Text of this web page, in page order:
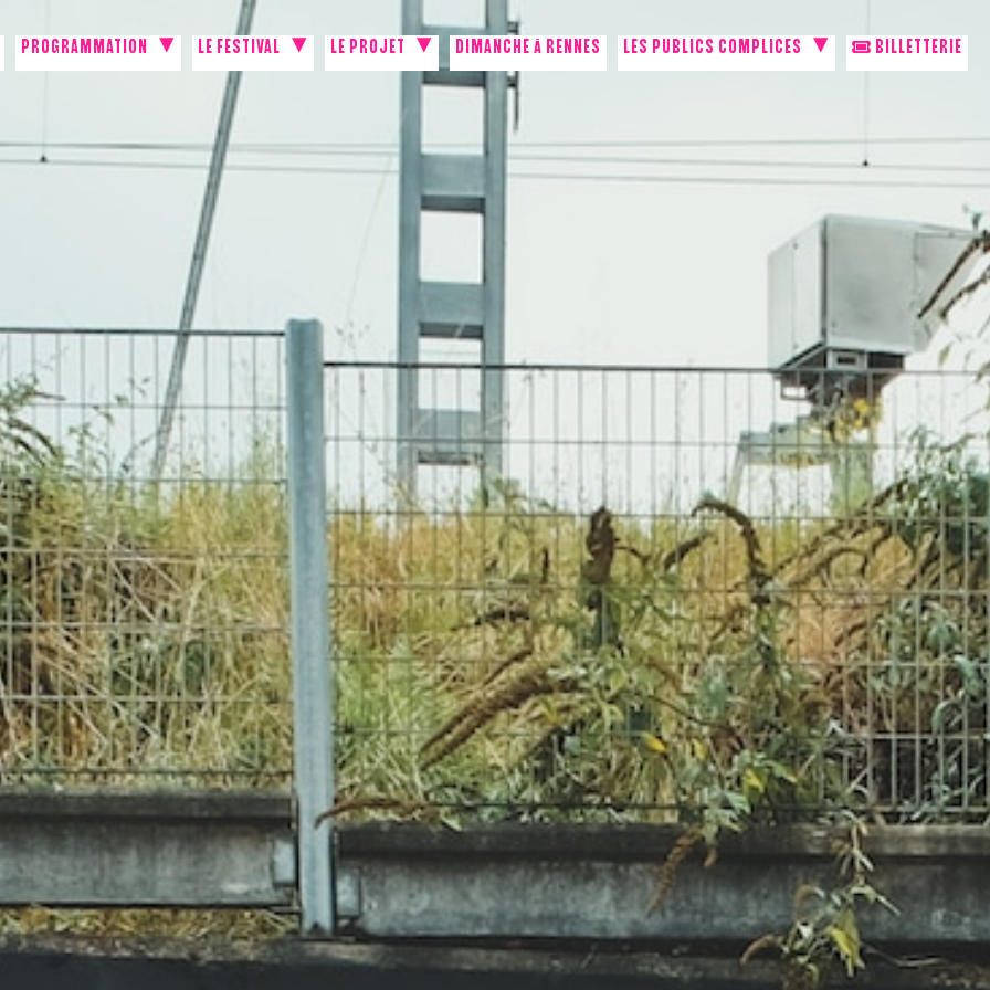
PROGRAMMATION LE FESTIVAL LE PROJET DIMANCHE À RENNES LES PUBLICS COMPLICES
BILLETTERIE